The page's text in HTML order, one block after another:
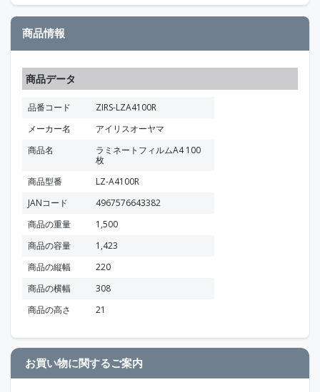
商品情報
商品データ
品番コード
ZIRS-LZA4100R
メーカー名
アイリスオーヤマ
商品名
ラミネートフィルムA4 100
枚
商品型番
LZ-A4100R
JANコード
4967576643382
商品の重量
1,500
商品の容量
1,423
商品の縦幅
220
商品の横幅
308
商品の高さ
21
お買い物に関するご案内